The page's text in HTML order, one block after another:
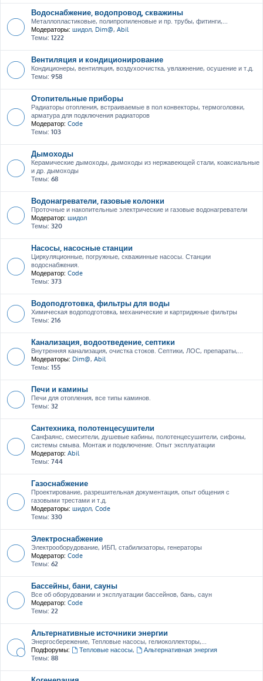
Водоснабжение, водопровод, скважины
Металлопластиковые, полипропиленовые и пр. трубы, фитинги,...
Модераторы: шидол, Dim@, Abil
Темы: 1222
Вентиляция и кондиционирование
Кондиционеры, вентиляция, воздухоочистка, увлажнение, осушение и т.д.
Темы: 958
Отопительные приборы
Радиаторы отопления, встраиваемые в пол конвекторы, термоголовки,
арматура для подключения радиаторов
Модератор: Code
Темы: 103
Дымоходы
Керамические дымоходы, дымоходы из нержавеющей стали, коаксиальные
и др. дымоходы
Темы: 68
Водонагреватели, газовые колонки
Проточные и накопительные электрические и газовые водонагреватели
Модератор: шидол
Темы: 320
Насосы, насосные станции
Циркуляционные, погружные, скважинные насосы. Станции
водоснабжения.
Модератор: Code
Темы: 373
Водоподготовка, фильтры для воды
Химическая водоподготовка, механические и картриджные фильтры
Темы: 216
Канализация, водоотведение, септики
Внутренняя канализация, очистка стоков. Септики, ЛОС, препараты,...
Модераторы: Dim@, Abil
Темы: 155
Печи и камины
Печи для отопления, все типы каминов.
Темы: 32
Сантехника, полотенцесушители
Санфаянс, смесители, душевые кабины, полотенцесушители, сифоны,
системы смыва. Монтаж и подключение. Опыт эксплуатации
Модератор: Abil
Темы: 744
Газоснабжение
Проектирование, разрешительная документация, опыт общения с
газовыми трестами и т.д.
Модераторы: шидол, Code
Темы: 330
Электроснабжение
Электрооборудование, ИБП, стабилизаторы, генераторы
Модератор: Code
Темы: 62
Бассейны, бани, сауны
Все об оборудовании и эксплуатации бассейнов, бань, саун
Модератор: Code
Темы: 22
Альтернативные источники энергии
Энергосбережение, Тепловые насосы, гелиоколлекторы,...
Подфорумы:
Тепловые насосы,
Альтернативная энергия
Темы: 88